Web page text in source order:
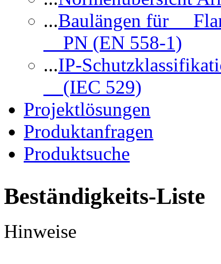
...Baulängen für
PN (EN 558-1)
...IP-
(IEC 529)
Projektlösungen
Produktanfragen
Produktsuche
Beständigkeits-Liste
Hinweise